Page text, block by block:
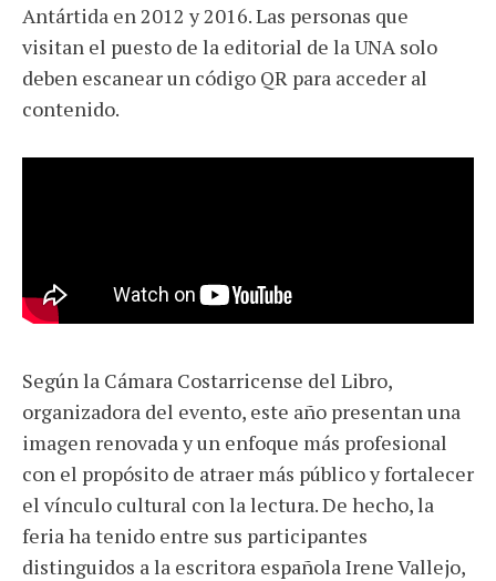
Antártida en 2012 y 2016. Las personas que
visitan el puesto de la editorial de la UNA solo
deben escanear un código QR para acceder al
contenido.
Según la Cámara Costarricense del Libro,
organizadora del evento, este año presentan una
imagen renovada y un enfoque más profesional
con el propósito de atraer más público y fortalecer
el vínculo cultural con la lectura. De hecho, la
feria ha tenido entre sus participantes
distinguidos a la escritora española Irene Vallejo,